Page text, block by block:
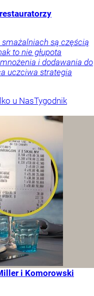
są częścią
to nie głupota
i dodawania do
uczciwa strategia
u NasTygodnik
i Komorowski